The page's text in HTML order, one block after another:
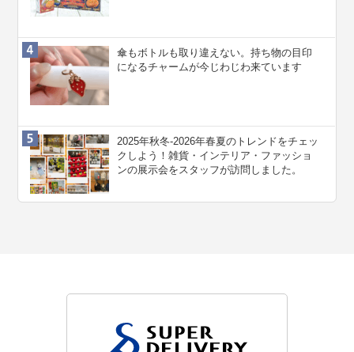
傘もボトルも取り違えない。持ち物の目印
になるチャームが今じわじわ来ています
2025年秋冬-2026年春夏のトレンドをチェッ
クしよう！雑貨・インテリア・ファッショ
ンの展示会をスタッフが訪問しました。